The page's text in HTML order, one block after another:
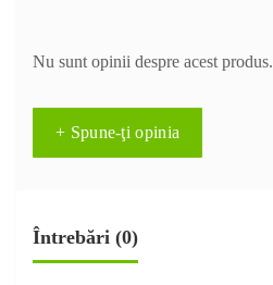
Nu sunt opinii despre acest produs.
+ Spune-ţi opinia
Întrebări (0)